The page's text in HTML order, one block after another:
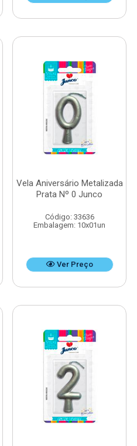
Vela Aniversário Metalizada
Prata Nº 0 Junco
Código: 33636
Embalagem: 10x01un
Ver Preço